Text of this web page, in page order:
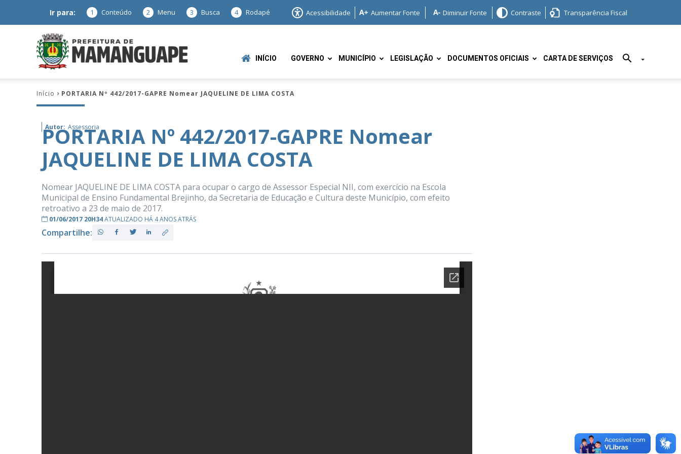
Ir para: 1 Conteúdo 2 Menu 3 Busca 4 Rodapé Acessibilidade Aumentar Fonte Diminuir Fonte Contraste Transparência Fiscal
Mamanguape
INÍCIO GOVERNO MUNICÍPIO LEGISLAÇÃO DOCUMENTOS OFICIAIS CARTA DE SERVIÇOS
Início PORTARIA Nº 442/2017-GAPRE Nomear JAQUELINE DE LIMA COSTA
Autor: Assessoria
PORTARIA Nº 442/2017-GAPRE Nomear
JAQUELINE DE LIMA COSTA
Nomear JAQUELINE DE LIMA COSTA para ocupar o cargo de Assessor Especial NII, com exercício na Escola
Municipal de Ensino Fundamental Brejinho, da Secretaria de Educação e Cultura deste Município, com efeito
retroativo a 23 de maio de 2017.
01/06/2017 20H34ATUALIZADO HÁ 4 ANOS ATRÁS
Compartilhe: